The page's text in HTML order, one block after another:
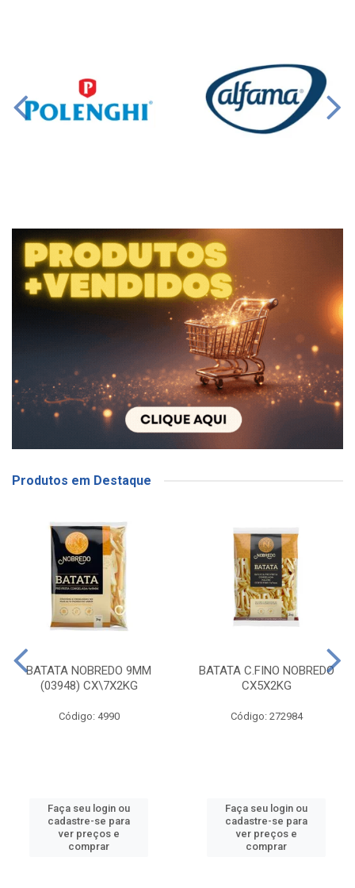
Produtos em Destaque
BATATA NOBREDO 9MM
(03948) CX\7X2KG
Código: 4990
Faça seu login ou
cadastre-se para
ver preços e
comprar
BATATA C.FINO NOBREDO
CX5X2KG
Código: 272984
Faça seu login ou
cadastre-se para
ver preços e
comprar